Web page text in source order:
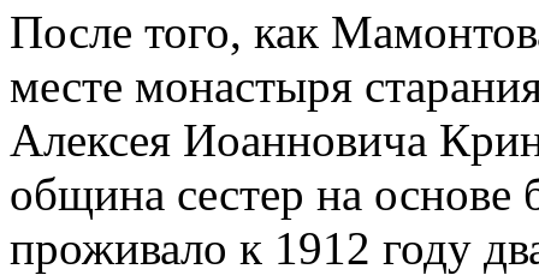
После того, как
месте монастыря
Алексея Иоанновича
община сестер на основе
проживало к 1912 году